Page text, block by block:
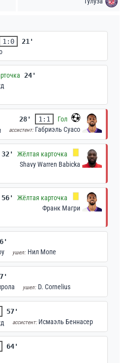
1:0
21'
24'
28' 1:1
Гол
ассистент: Габриэль Суасо
32'
Жёлтая карточка
Shavy Warren Babicka
56'
Жёлтая карточка
Франк Магри
ушел: Нил Мопе
ушел: D. Cornelius
57'
ассистент: Исмаэль Беннасер
64'